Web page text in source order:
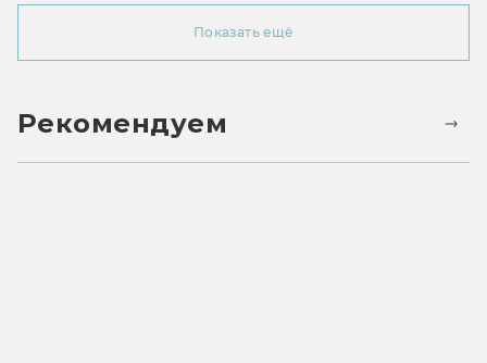
Показать ещё
Рекомендуем